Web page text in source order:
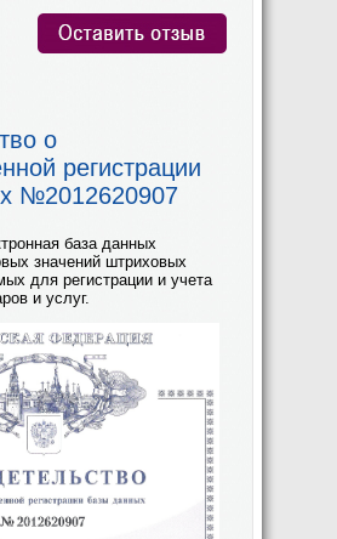
о
регистрации
№2012620907
база данных
значений штриховых
для регистрации и учета
и услуг.